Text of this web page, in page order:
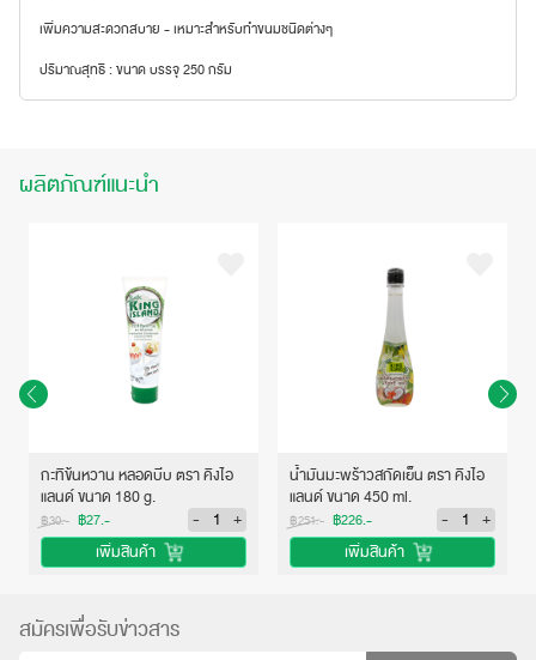
เพิ่มความสะดวกสบาย - เหมาะสำหรับทำขนมชนิดต่างๆ
ปริมาณสุทธิ : ขนาด บรรจุ 250 กรัม
ผลิตภัณฑ์แนะนำ
กะทิข้นหวาน หลอดบีบ ตรา คิงไอ
แลนด์ ขนาด 180 g.
฿30.- ฿27.- -
+
เพิ่มสินค้า
น้ำมันมะพร้าวสกัดเย็น ตรา คิงไอ
แลนด์ ขนาด 450 ml.
฿251.- ฿226.- -
+
เพิ่มสินค้า
สมัครเพื่อรับข่าวสาร